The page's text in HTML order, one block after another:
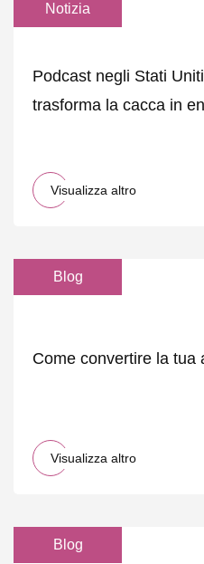
Notizia
Podcast negli Stati
trasforma la cacca in
Visualizza altro
Blog
Come convertire la tua
Visualizza altro
Blog